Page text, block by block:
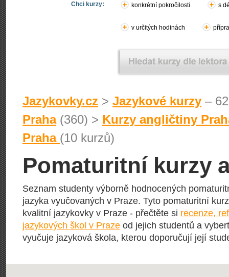
Chci kurzy: konkrétní pokročilosti s
v určitých hodinách
Jazykovky.cz > Jazykové kurzy –
Praha(360) > Kurzy angličtiny
Praha (10 kurzů)
Pomaturitní kurzy
Seznam studenty výborně hodnocených
jazyka vyučovaných v Praze. Tyto pomaturitní
kvalitní jazykovky v Praze - přečtěte si recenze,
jazykových škol v Praze od jejich studentů a
vyučuje jazyková škola, kterou doporučují její